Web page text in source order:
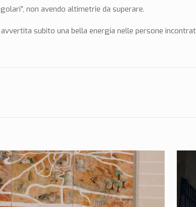
non avendo altimetrie da superare.
subito una bella energia nelle persone